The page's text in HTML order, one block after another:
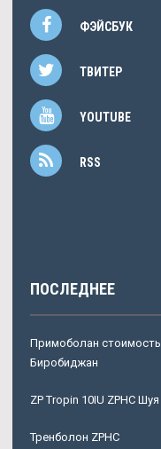
ФЭЙСБУК
ТВИТЕР
YOUTUBE
RSS
ПОСЛЕДНЕЕ
Примоболан стоимость
Биробиджан
ZP Tropin 10IU ZPHC Шуя
Тренболон ZPHC